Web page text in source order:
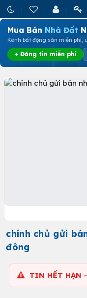
Mua Bán Nhà Đất
Kênh bất động sản miễn phí,
+ Đăng tin miễn phí
chính chủ gửi
đông
TIN HẾT HẠN